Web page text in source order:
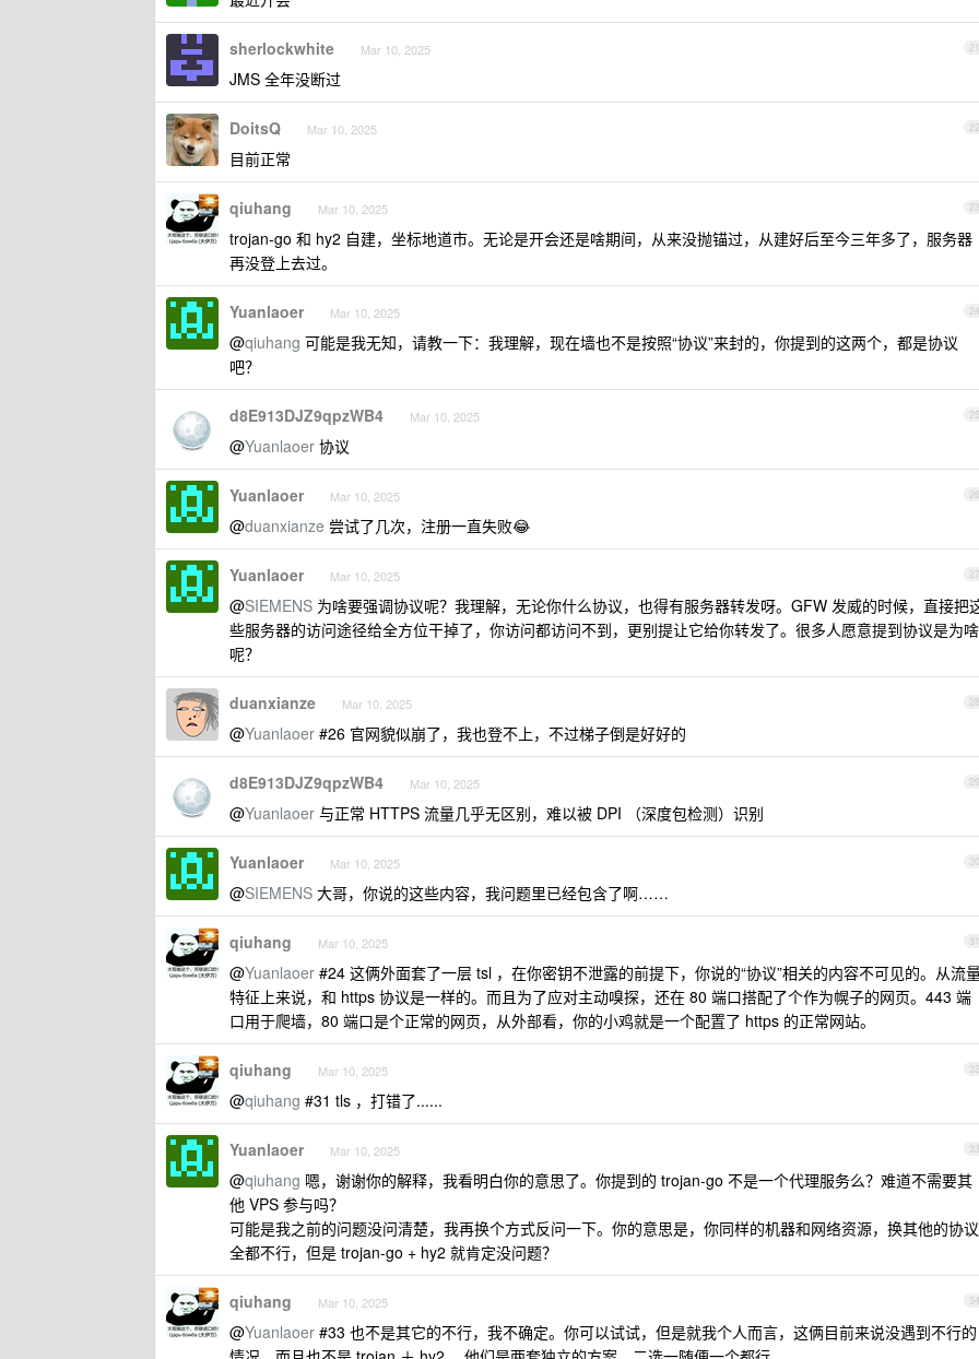
21
sherlockwhite Mar 10, 2025
JMS 全年没断过
22
DoitsQ Mar 10, 2025
目前正常
23
qiuhang Mar 10, 2025
trojan-go 和 hy2 自建，坐标地道市。无论是开会还是啥期间，从来没抛锚过，从建好后至今三年多了，服务器
再没登上去过。
24
Yuanlaoer Mar 10, 2025
@qiuhang 可能是我无知，请教一下：我理解，现在墙也不是按照“协议”来封的，你提到的这两个，都是协议
吧？
25
d8E913DJZ9qpzWB4 Mar 10, 2025
@Yuanlaoer 协议
26
Yuanlaoer Mar 10, 2025
@duanxianze 尝试了几次，注册一直失败😂
27
Yuanlaoer Mar 10, 2025
@SIEMENS 为啥要强调协议呢？我理解，无论你什么协议，也得有服务器转发呀。GFW 发威的时候，直接把
些服务器的访问途径给全方位干掉了，你访问都访问不到，更别提让它给你转发了。很多人愿意提到协议是为啥
呢？
28
duanxianze Mar 10, 2025
@Yuanlaoer #26 官网貌似崩了，我也登不上，不过梯子倒是好好的
29
d8E913DJZ9qpzWB4 Mar 10, 2025
@Yuanlaoer 与正常 HTTPS 流量几乎无区别，难以被 DPI （深度包检测）识别
30
Yuanlaoer Mar 10, 2025
@SIEMENS 大哥，你说的这些内容，我问题里已经包含了啊……
31
qiuhang Mar 10, 2025
@Yuanlaoer #24 这俩外面套了一层 tsl ，在你密钥不泄露的前提下，你说的“协议”相关的内容不可见的。从流
特征上来说，和 https 协议是一样的。而且为了应对主动嗅探，还在 80 端口搭配了个作为幌子的网页。443 端
口用于爬墙，80 端口是个正常的网页，从外部看，你的小鸡就是一个配置了 https 的正常网站。
32
qiuhang Mar 10, 2025
@qiuhang #31 tls ，打错了......
33
Yuanlaoer Mar 10, 2025
@qiuhang 嗯，谢谢你的解释，我看明白你的意思了。你提到的 trojan-go 不是一个代理服务么？难道不需要其
他 VPS 参与吗？
可能是我之前的问题没问清楚，我再换个方式反问一下。你的意思是，你同样的机器和网络资源，换其他的协议
全都不行，但是 trojan-go + hy2 就肯定没问题？
34
qiuhang Mar 10, 2025
@Yuanlaoer #33 也不是其它的不行，我不确定。你可以试试，但是就我个人而言，这俩目前来说没遇到不行的